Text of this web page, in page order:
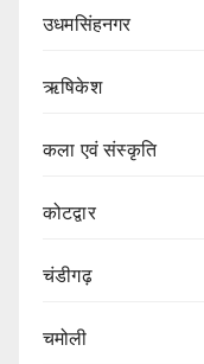
उधमसिंहनगर
ऋषिकेश
कला एवं संस्कृति
कोटद्वार
चंडीगढ़
चमोली